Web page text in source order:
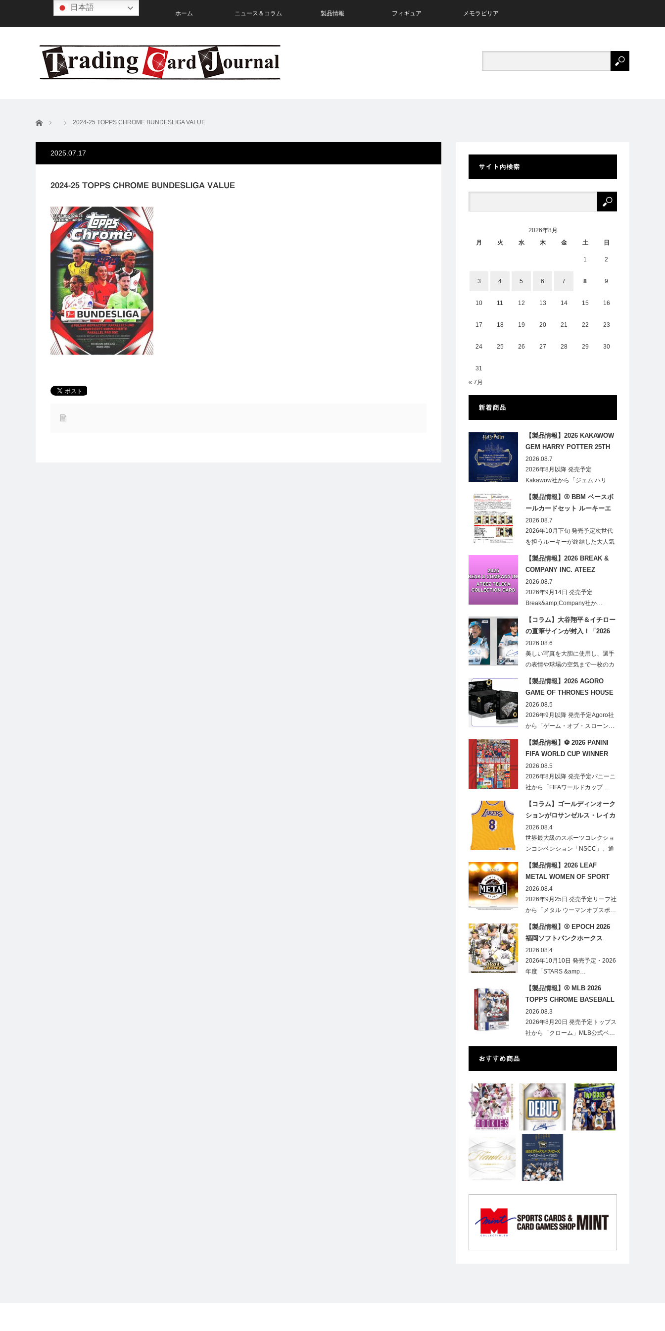
ホーム ニュース＆コラム 製品情報 フィギュア メモラビリア
ホーム 2024-25 TOPPS CHROME BUNDESLIGA VALUE
2025.07.17
2024-25 TOPPS CHROME BUNDESLIGA VALUE
サイト内検索
2026年8月
月
火 水 木 金 土 日
1 2
3 4 5 6 7 8 9
10 11 12 13 14 15 16
17 18 19 20 21 22 23
24 25 26 27 28 29 30
31
« 7月
新着商品
【製品情報】2026 KAKAWOW
GEM HARRY POTTER 25TH
ANNIVERSARY TRADING
CARDS HOBBY
2026.08.7
2026年8月以降 発売予定
Kakawow社から「ジェム ハリ
【製品情報】⚾ BBM ベースボ
ールカードセット ルーキーエ
ディションプレミアム 2026
2026.08.7
2026年10月下旬 発売予定次世代
を担うルーキーが終結した大人気
【製品情報】2026 BREAK &
COMPANY INC. ATEEZ
TELECA COLLECTION CARD
2026.08.7
2026年9月14日 発売予定
Break&amp;Company社か…
【コラム】大谷翔平＆イチロー
の直筆サインが封入！「2026
Topps NPB Stadium Club」が
見逃せない
2026.08.6
美しい写真を大胆に使用し、選手
の表情や球場の空気まで一枚のカ
【製品情報】2026 AGORO
GAME OF THRONES HOUSE
STARK BLIND BOX
2026.08.5
2026年9月以降 発売予定Agoro社
から「ゲーム・オブ・スローン…
【製品情報】⚽ 2026 PANINI
FIFA WORLD CUP WINNER
STICKER POSTER
2026.08.5
2026年8月以降 発売予定パニーニ
社から「FIFAワールドカップ …
【コラム】ゴールディンオーク
ションがロサンゼルス・レイカ
ーズのオフィシャルオークショ
ンスポンサーに！
2026.08.4
世界最大級のスポーツコレクショ
ンコンベンション「NSCC」、通
【製品情報】2026 LEAF
METAL WOMEN OF SPORT
HOBBY
2026.08.4
2026年9月25日 発売予定リーフ社
から「メタル ウーマンオブスポ…
【製品情報】⚾ EPOCH 2026
福岡ソフトバンクホークス
STARS&LEGENDS ベースボー
ルカード
2026.08.4
2026年10月10日 発売予定・2026
年度「STARS &amp…
【製品情報】⚾ MLB 2026
TOPPS CHROME BASEBALL
LOGOFRACTOR
2026.08.3
2026年8月20日 発売予定トップス
社から「クローム」MLB公式ベ…
おすすめ商品
日本語